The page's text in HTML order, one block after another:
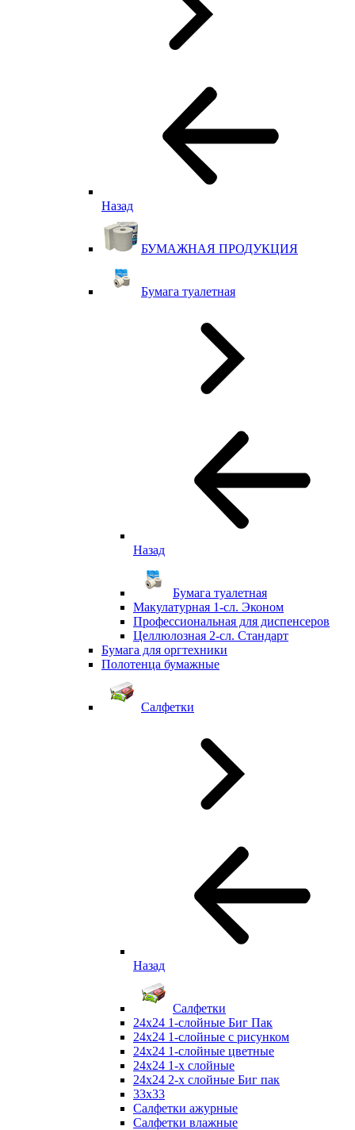
Назад
БУМАЖНАЯ ПРОДУКЦИЯ
Бумага туалетная
Назад
Бумага туалетная
Макулатурная 1-сл. Эконом
Профессиональная для диспенсеров
Целлюлозная 2-сл. Стандарт
Бумага для оргтехники
Полотенца бумажные
Салфетки
Назад
Салфетки
24х24 1-слойные Биг Пак
24х24 1-слойные с рисунком
24х24 1-слойные цветные
24х24 1-х слойные
24х24 2-х слойные Биг пак
33х33
Салфетки ажурные
Салфетки влажные